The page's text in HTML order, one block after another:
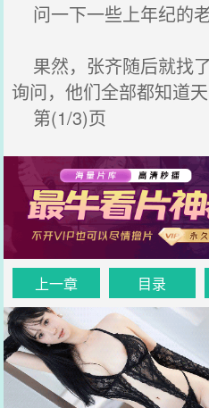
问一下一些上年纪的
果然，张齐随后就找
询问，他们全部都知道天
第(1/3)页
上一章 目录